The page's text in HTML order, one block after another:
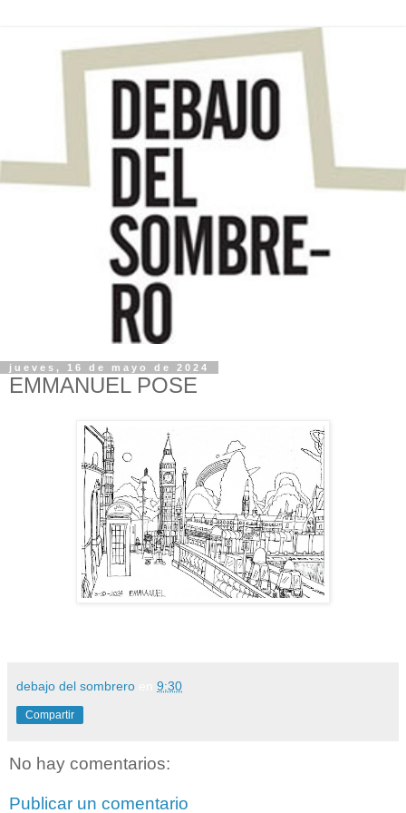
jueves, 16 de mayo de 2024
EMMANUEL POSE
debajo del sombrero 9:30
Compartir
No hay comentarios:
Publicar un comentario